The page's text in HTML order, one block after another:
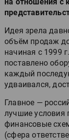
Идея зрела
объём продаж
начиная с 1999
поставлено
каждый
удваивался,
Главное —
лучшие условия
финансовые
(сфера